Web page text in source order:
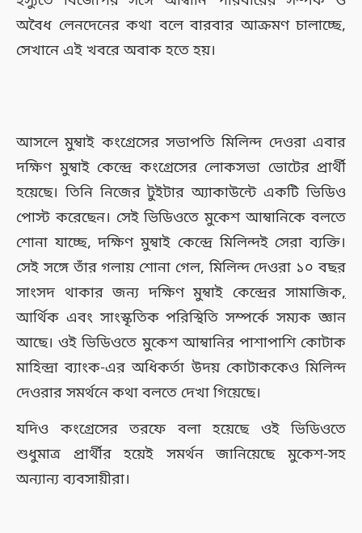
অবৈধ লেনদেনের কথা বলে বারবার আক্রমণ চালাচ্ছে,
সেখানে এই খবরে অবাক হতে হয়।
আসলে মুম্বাই কংগ্রেসের সভাপতি মিলিন্দ দেওরা এবার
দক্ষিণ মুম্বাই কেন্দ্রে কংগ্রেসের লোকসভা ভোটের প্রার্থী
হয়েছে। তিনি নিজের টুইটার অ্যাকাউন্টে একটি ভিডিও
পোস্ট করেছেন। সেই ভিডিওতে মুকেশ আম্বানিকে বলতে
শোনা যাচ্ছে, দক্ষিণ মুম্বাই কেন্দ্রে মিলিন্দই সেরা ব্যক্তি।
সেই সঙ্গে তাঁর গলায় শোনা গেল, মিলিন্দ দেওরা ১০ বছর
সাংসদ থাকার জন্য দক্ষিণ মুম্বাই কেন্দ্রের সামাজিক,
আর্থিক এবং সাংস্কৃতিক পরিস্থিতি সম্পর্কে সম্যক জ্ঞান
আছে। ওই ভিডিওতে মুকেশ আম্বানির পাশাপাশি কোটাক
মাহিন্দ্রা ব্যাংক-এর অধিকর্তা উদয় কোটাককেও মিলিন্দ
দেওরার সমর্থনে কথা বলতে দেখা গিয়েছে।
যদিও কংগ্রেসের তরফে বলা হয়েছে ওই ভিডিওতে
শুধুমাত্র প্রার্থীর হয়েই সমর্থন জানিয়েছে মুকেশ-সহ
অন্যান্য ব্যবসায়ীরা।